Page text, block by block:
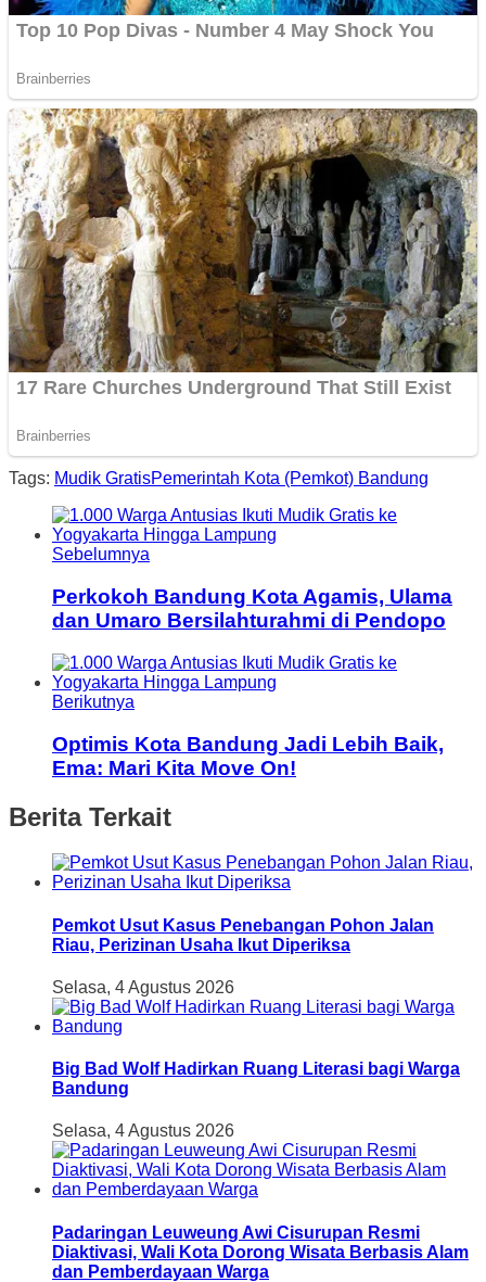
Tags: Mudik GratisPemerintah Kota (Pemkot) Bandung
Sebelumnya
Perkokoh Bandung Kota Agamis, Ulama
dan Umaro Bersilahturahmi di Pendopo
Berikutnya
Optimis Kota Bandung Jadi Lebih Baik,
Ema: Mari Kita Move On!
Berita Terkait
Pemkot Usut Kasus Penebangan Pohon Jalan
Riau, Perizinan Usaha Ikut Diperiksa
Selasa, 4 Agustus 2026
Big Bad Wolf Hadirkan Ruang Literasi bagi Warga
Bandung
Selasa, 4 Agustus 2026
Padaringan Leuweung Awi Cisurupan Resmi
Diaktivasi, Wali Kota Dorong Wisata Berbasis Alam
dan Pemberdayaan Warga